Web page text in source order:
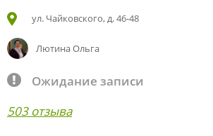
ул. Чайковского, д. 46-48
Лютина Ольга
Ожидание записи
503 отзыва